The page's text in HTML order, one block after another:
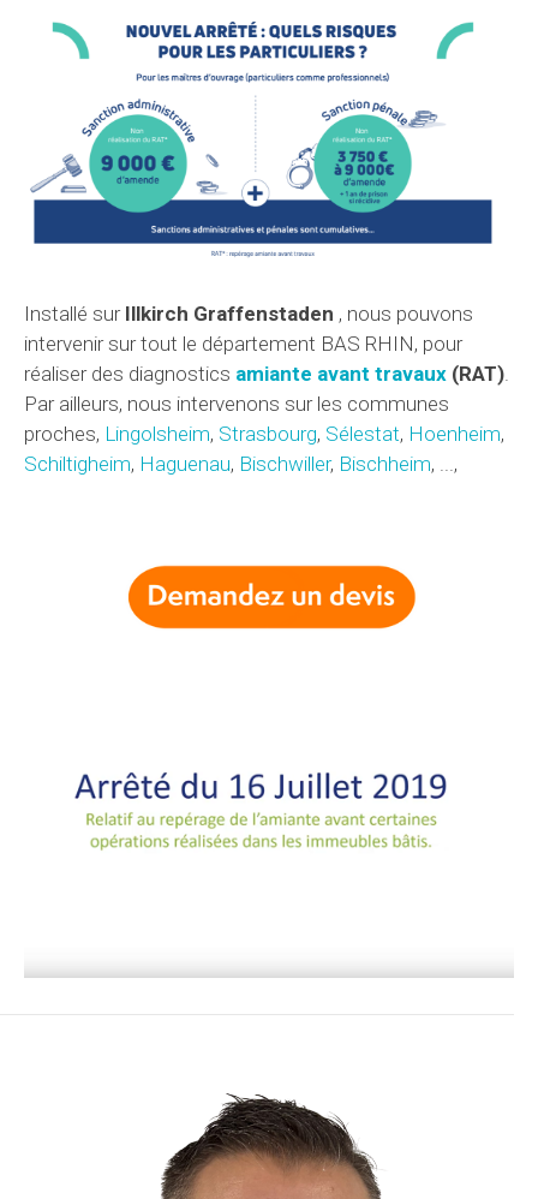
Installé sur Illkirch Graffenstaden , nous pouvons
intervenir sur tout le département BAS RHIN, pour
réaliser des diagnostics amiante avant travaux (RAT)
Par ailleurs, nous intervenons sur les communes
proches, Lingolsheim, Strasbourg, Sélestat, Hoenheim,
Schiltigheim, Haguenau, Bischwiller, Bischheim, ...,